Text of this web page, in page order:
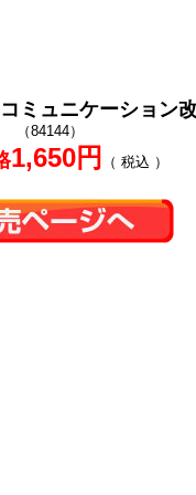
ミュニケーション
（84144）
1,650円 （ 税込 ）